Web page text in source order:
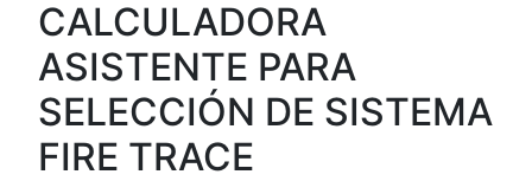
CALCULADORA
ASISTENTE PARA
SELECCIÓN DE SISTEMA
FIRE TRACE